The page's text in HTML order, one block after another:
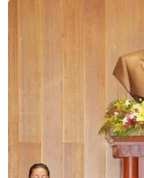
TIN LIÊN QUAN